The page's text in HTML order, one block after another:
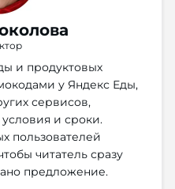
и продуктовых
у Яндекс Еды,
сервисов,
и сроки.
пользователей
читатель сразу
предложение.